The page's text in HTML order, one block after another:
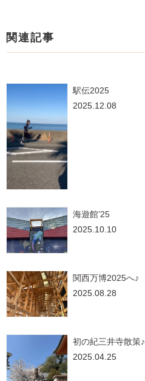
関連記事
駅伝2025
2025.12.08
海遊館’25
2025.10.10
関西万博2025へ♪
2025.08.28
初の紀三井寺散策♪
2025.04.25